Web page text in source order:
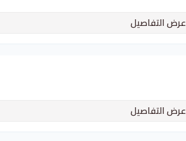
عرض التفاصيل
عرض التفاصيل